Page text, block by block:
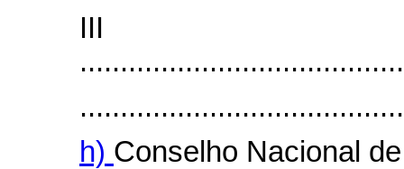
h) Conselho Nacional